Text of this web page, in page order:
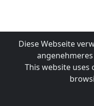
Diese Webseite
This website uses